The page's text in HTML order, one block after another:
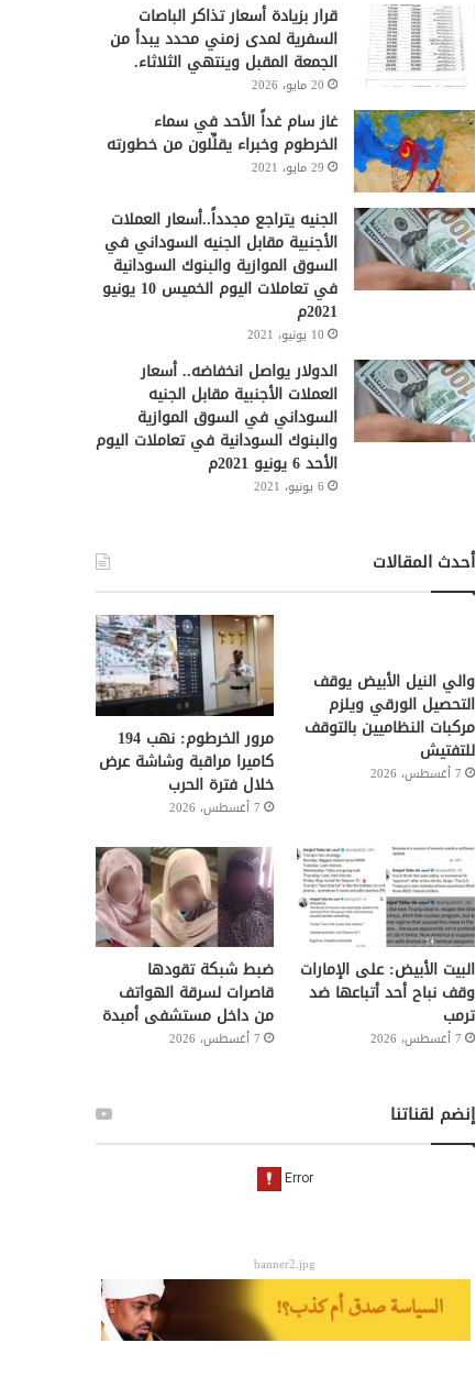
قرار بزيادة أسعار تذاكر الباصات
السفرية لمدى زمني محدد يبدأ من
الجمعة المقبل وينتهي الثلاثاء.
20 مايو، 2026
غاز سام غداً الأحد في سماء
الخرطوم وخبراء يقلِّلون من خطورته
29 مايو، 2021
الجنيه يتراجع مجدداً..أسعار العملات
الأجنبية مقابل الجنيه السوداني في
السوق الموازية والبنوك السودانية
في تعاملات اليوم الخميس 10 يونيو
2021م
10 يونيو، 2021
الدولار يواصل انخفاضه.. أسعار
العملات الأجنبية مقابل الجنيه
السوداني في السوق الموازية
والبنوك السودانية في تعاملات اليوم
الأحد 6 يونيو 2021م
6 يونيو، 2021
أحدث المقالات
والي النيل الأبيض يوقف
التحصيل الورقي ويلزم
مركبات النظاميين بالتوقف
للتفتيش
7 أغسطس، 2026
مرور الخرطوم: نهب 194
كاميرا مراقبة وشاشة عرض
خلال فترة الحرب
7 أغسطس، 2026
البيت الأبيض: على ⁧‫الإمارات‬⁩
وقف نباح أحد أتباعها ضد
ترمب
7 أغسطس، 2026
ضبط شبكة تقودها
قاصرات لسرقة الهواتف
من داخل مستشفى أمبدة
7 أغسطس، 2026
إنضم لقناتنا
banner2.jpg